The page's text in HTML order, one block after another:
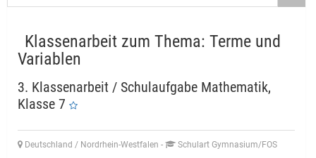
Klassenarbeit zum Thema: Terme und
Variablen
3. Klassenarbeit / Schulaufgabe Mathematik,
Klasse 7
Deutschland / Nordrhein-Westfalen - Schulart Gymnasium/FOS